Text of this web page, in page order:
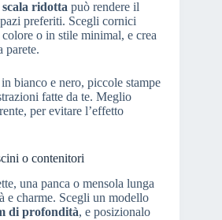
ridotta può rendere il
preferiti. Scegli cornici
o in stile minimal, e crea
parete.
bianco e nero, piccole stampe
fatte da te. Meglio
per evitare l’effetto
o contenitori
una panca o mensola lunga
e charme. Scegli un modello
di profondità, e posizionalo